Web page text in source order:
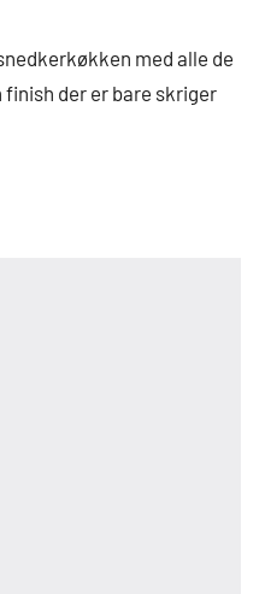
med alle de
der er bare skriger